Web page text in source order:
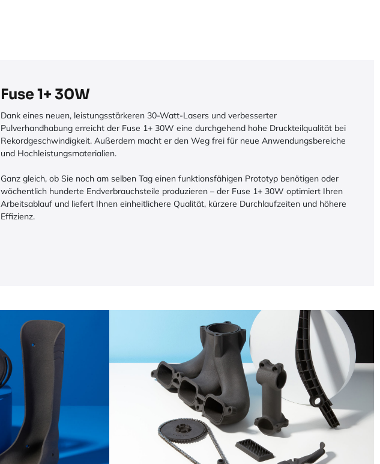
Fuse 1+ 30W
Dank eines neuen, leistungsstärkeren 30-Watt-Lasers und verbesserter
Pulverhandhabung erreicht der Fuse 1+ 30W eine durchgehend hohe Druckteilqualität bei
Rekordgeschwindigkeit. Außerdem macht er den Weg frei für neue Anwendungsbereiche
und Hochleistungsmaterialien.
Ganz gleich, ob Sie noch am selben Tag einen funktionsfähigen Prototyp benötigen oder
wöchentlich hunderte Endverbrauchsteile produzieren – der Fuse 1+ 30W optimiert Ihren
Arbeitsablauf und liefert Ihnen einheitlichere Qualität, kürzere Durchlaufzeiten und höhere
Effizienz.